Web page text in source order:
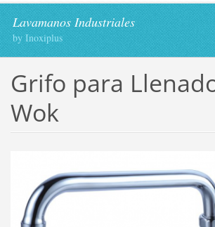
Lavamanos Industriales
by Inoxiplus
Grifo para
Wok